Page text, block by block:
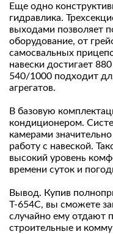
Еще одно
гидравлика.
выходами позволяет
оборудование, от
самосвальных
навески достигает
540/1000 подходит
агрегатов.
В базовую
кондиционером.
камерами
работу с навеской.
высокий уровень
времени суток и
Вывод. Купив
Т-654С, вы сможете
случайно ему отдают
строительные и